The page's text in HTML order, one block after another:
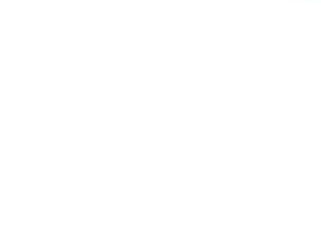
Düğün ve özel günlerde şıklık ve
Prozenis Burgaz Siyah Renk
Prozenis Burgaz Siyah Renk Lüks Deri